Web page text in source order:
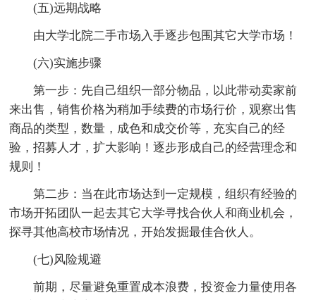
(五)远期战略
由大学北院二手市场入手逐步包围其它大学市场！
(六)实施步骤
第一步：先自己组织一部分物品，以此带动卖家前
来出售，销售价格为稍加手续费的市场行价，观察出售
商品的类型，数量，成色和成交价等，充实自己的经
验，招募人才，扩大影响！逐步形成自己的经营理念和
规则！
第二步：当在此市场达到一定规模，组织有经验的
市场开拓团队一起去其它大学寻找合伙人和商业机会，
探寻其他高校市场情况，开始发掘最佳合伙人。
(七)风险规避
前期，尽量避免重置成本浪费，投资金力量使用各